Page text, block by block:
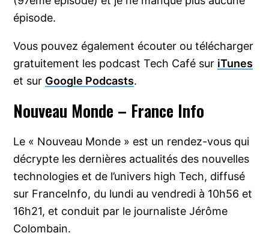
épisode.
Vous pouvez également écouter ou télécharger
gratuitement les podcast Tech Café sur iTunes
et sur Google Podcasts.
Nouveau Monde – France Info
Le « Nouveau Monde » est un rendez-vous qui
décrypte les dernières actualités des nouvelles
technologies et de l’univers high Tech, diffusé
sur FranceInfo, du lundi au vendredi à 10h56 et
16h21, et conduit par le journaliste Jérôme
Colombain.